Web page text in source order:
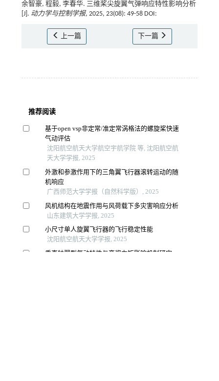
余智豪, 程毅, 李春华. 三维桨尖旋翼气弹响应特性影响分析
[J]. 动力学与控制学报, 2025, 23(08): 49-58 DOI:
上一篇 下一篇